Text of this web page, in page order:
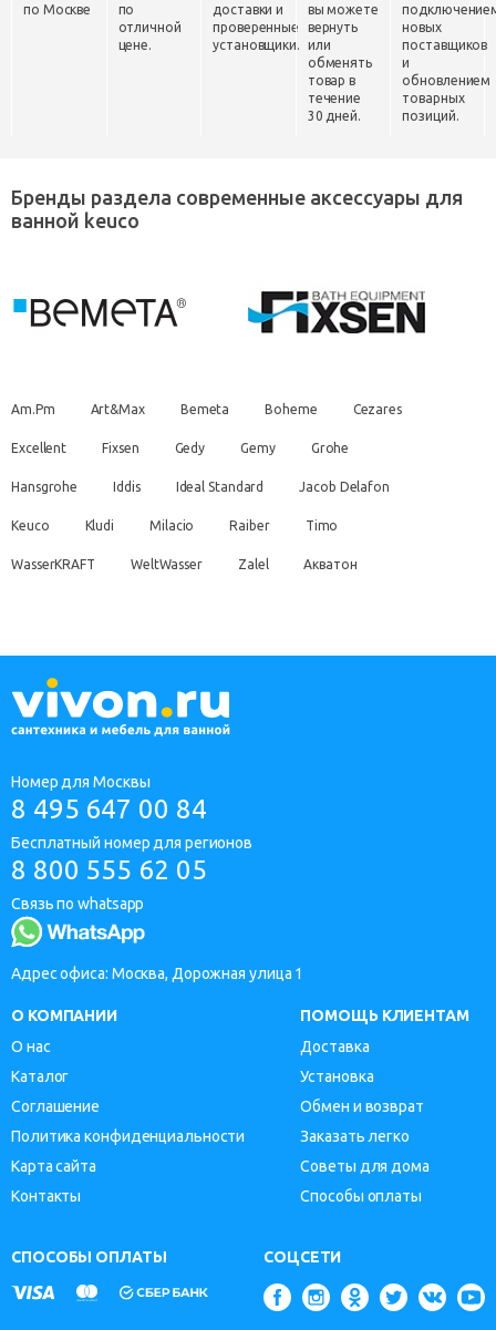
по Москве
по
отличной
цене.
доставки и
проверенные
установщики.
вы можете
вернуть
или
обменять
товар в
течение
30 дней.
новых
поставщиков
и
обновлением
товарных
позиций.
Бренды раздела современные аксессуары для
ванной keuco
Am.Pm Art&Max Bemeta Boheme Cezares
Excellent Fixsen Gedy Gemy Grohe
Hansgrohe Iddis Ideal Standard Jacob Delafon
Keuco Kludi Milacio Raiber Timo
WasserKRAFT WeltWasser Zalel Акватон
Номер для Москвы
8 495 647 00 84
Бесплатный номер для регионов
8 800 555 62 05
Связь по whatsapp
Адрес офиса: Москва, Дорожная улица 1
О КОМПАНИИ
О нас
Каталог
Соглашение
Политика конфиденциальности
Карта сайта
Контакты
ПОМОЩЬ КЛИЕНТАМ
Доставка
Установка
Обмен и возврат
Заказать легко
Советы для дома
Способы оплаты
СПОСОБЫ ОПЛАТЫ СОЦСЕТИ